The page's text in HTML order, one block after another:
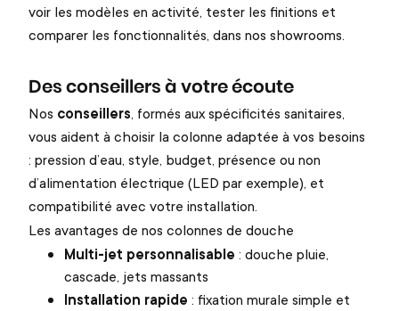
voir les modèles en activité, tester les finitions et
comparer les fonctionnalités, dans nos showrooms.
Des conseillers à votre écoute
Nos conseillers, formés aux spécificités sanitaires,
vous aident à choisir la colonne adaptée à vos besoins
: pression d’eau, style, budget, présence ou non
d’alimentation électrique (LED par exemple), et
compatibilité avec votre installation.
Les avantages de nos colonnes de douche
Multi-jet personnalisable : douche pluie,
cascade, jets massants
Installation rapide : fixation murale simple et